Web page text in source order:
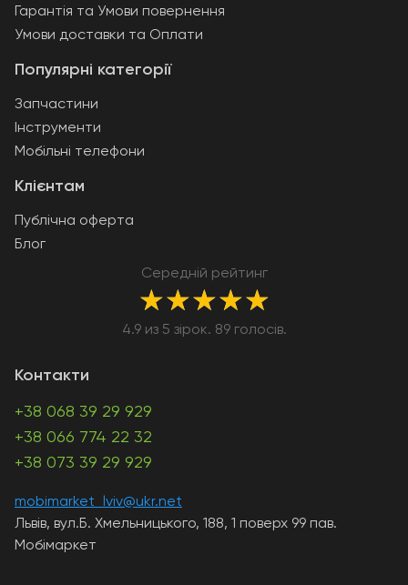
Контакти
+38 068 39 29 929
+38 066 774 22 32
+38 073 39 29 929
mobimarket_lviv@ukr.net
Львів, вул.Б. Хмельницького, 188, 1 поверх 99 пав.
Мобімаркет
Клієнтам
Публічна оферта
Блог
Середній рейтинг
★★★★★
4.9 из 5 зірок. 89 голосів.
Популярні категорії
Запчастини
Інструменти
Мобільні телефони
Гарантія та Умови повернення
Умови доставки та Оплати